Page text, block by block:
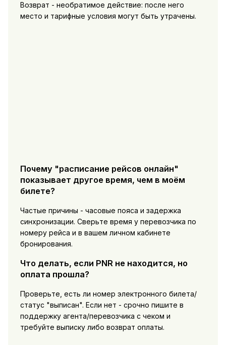
Возврат - необратимое действие: после него
место и тарифные условия могут быть утрачены.
Почему "расписание рейсов онлайн"
показывает другое время, чем в моём
билете?
Частые причины - часовые пояса и задержка
синхронизации. Сверьте время у перевозчика по
номеру рейса и в вашем личном кабинете
бронирования.
Что делать, если PNR не находится, но
оплата прошла?
Проверьте, есть ли номер электронного билета/
статус "выписан". Если нет - срочно пишите в
поддержку агента/перевозчика с чеком и
требуйте выписку либо возврат оплаты.